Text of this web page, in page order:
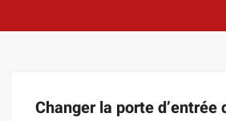
Changer la porte d’entrée